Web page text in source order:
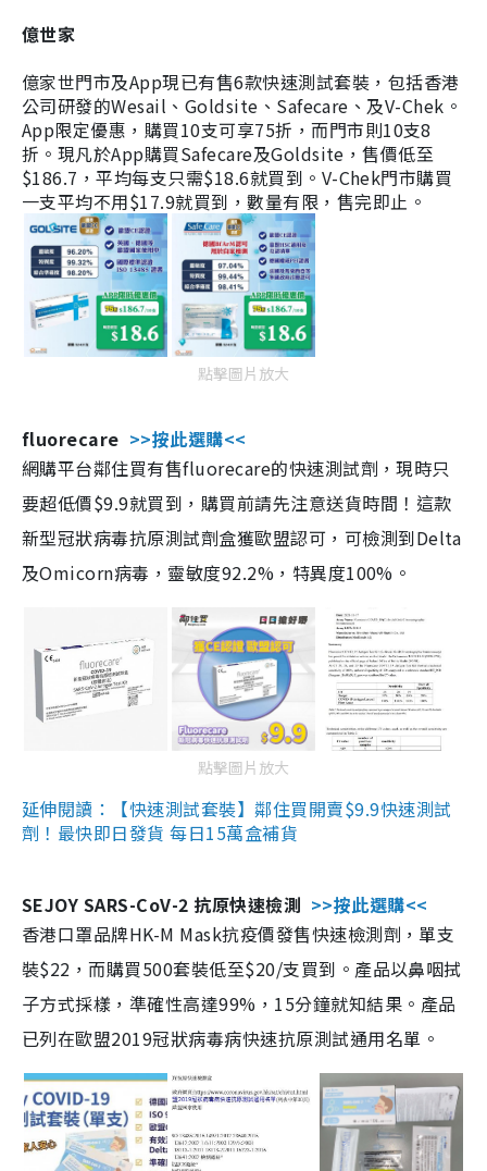
億世家
億家世門市及App現已有售6款快速測試套裝，包括香港
公司研發的Wesail、Goldsite、Safecare、及V-Chek。
App限定優惠，購買10支可享75折，而門市則10支8
折。現凡於App購買Safecare及Goldsite，售價低至
$186.7，平均每支只需$18.6就買到。V-Chek門市購買
一支平均不用$17.9就買到，數量有限，售完即止。
點擊圖片放大
fluorecare >>按此選購<<
網購平台鄰住買有售fluorecare的快速測試劑，現時只
要超低價$9.9就買到，購買前請先注意送貨時間！這款
新型冠狀病毒抗原測試劑盒獲歐盟認可，可檢測到Delta
及Omicorn病毒，靈敏度92.2%，特異度100%。
點擊圖片放大
延伸閱讀：【快速測試套裝】鄰住買開賣$9.9快速測試
劑！最快即日發貨 每日15萬盒補貨
SEJOY SARS-CoV-2 抗原快速檢測 >>按此選購<<
香港口罩品牌HK-M Mask抗疫價發售快速檢測劑，單支
裝$22，而購買500套裝低至$20/支買到。產品以鼻咽拭
子方式採樣，準確性高達99%，15分鐘就知結果。產品
已列在歐盟2019冠狀病毒病快速抗原測試通用名單。